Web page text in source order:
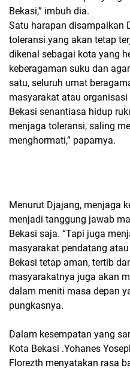
Bekasi,” imbuh dia.
Satu harapan disampaikan
toleransi yang akan tetap
dikenal sebagai kota yang
keberagaman suku dan
satu, seluruh umat
masyarakat atau
Bekasi senantiasa hidup
menjaga toleransi, saling
menghormati,” paparnya.
Menurut Djajang, menjaga
menjadi tanggung jawab
Bekasi saja. “Tapi juga
masyarakat pendatang
Bekasi tetap aman, tertib
masyarakatnya juga akan
dalam meniti masa depan
pungkasnya.
Dalam kesempatan yang
Kota Bekasi .Yohanes
Florezth menyatakan rasa